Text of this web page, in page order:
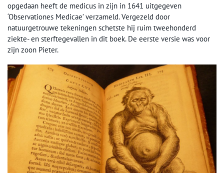
opgedaan heeft de medicus in zijn in 1641 uitgegeven
‘Observationes Medicae’ verzameld. Vergezeld door
natuurgetrouwe tekeningen schetste hij ruim tweehonderd
ziekte- en sterftegevallen in dit boek. De eerste versie was voor
zijn zoon Pieter.